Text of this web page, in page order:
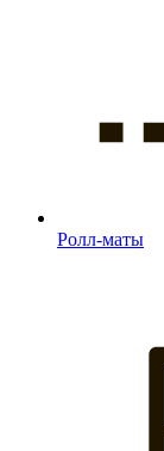
Ролл-маты